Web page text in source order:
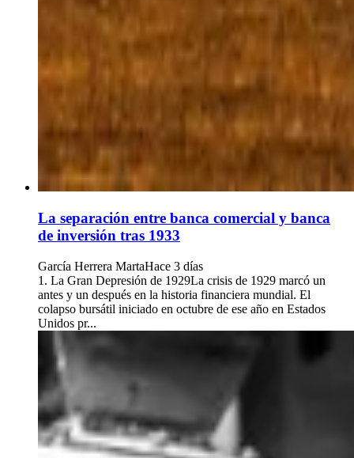
La separación entre banca comercial y banca
de inversión tras 1933
García Herrera MartaHace 3 días
1. La Gran Depresión de 1929La crisis de 1929 marcó un
antes y un después en la historia financiera mundial. El
colapso bursátil iniciado en octubre de ese año en Estados
Unidos pr...